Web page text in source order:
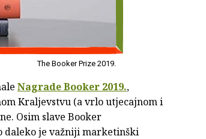
The Booker Prize 2019.
Nagrade Booker 2019.,
Kraljevstvu (a vrlo utjecajnom i
Osim slave Booker
daleko je važniji marketinški